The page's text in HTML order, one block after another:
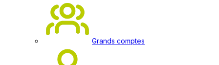
Grands comptes